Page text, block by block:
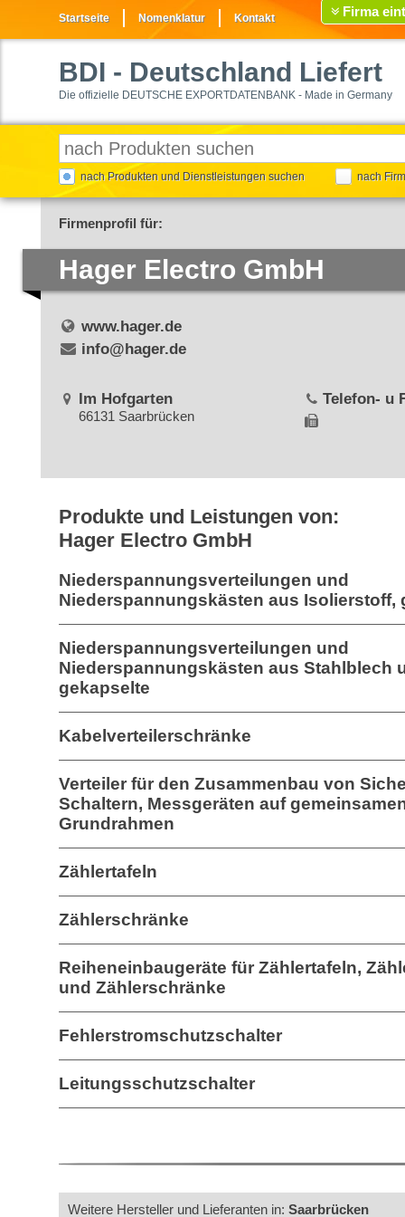
Startseite Nomenklatur Kontakt Firma
BDI - Deutschland Liefert
Die offizielle DEUTSCHE EXPORTDATENBANK - Made in Germany
nach Produkten und Dienstleistungen suchen nach
Firmenprofil für:
Hager Electro GmbH
www.hager.de
info@hager.de
Im Hofgarten
66131 Saarbrücken
Telefon- u
Produkte und Leistungen von:
Hager Electro GmbH
Niederspannungsverteilungen und
Niederspannungskästen aus Isolierstoff,
Niederspannungsverteilungen und
Niederspannungskästen aus Stahlblech
gekapselte
Kabelverteilerschränke
Verteiler für den Zusammenbau von
Schaltern, Messgeräten auf
Grundrahmen
Zählertafeln
Zählerschränke
Reiheneinbaugeräte für Zählertafeln,
und Zählerschränke
Fehlerstromschutzschalter
Leitungsschutzschalter
Weitere Hersteller und Lieferanten in: Saarbrücken